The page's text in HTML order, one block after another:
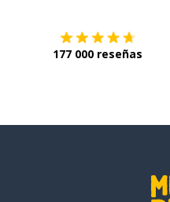
177 000 reseñas